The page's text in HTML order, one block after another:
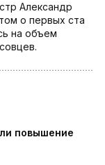
Александр
о первых ста
на объем
повышение